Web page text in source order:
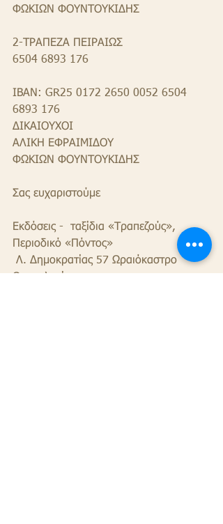
ΦΩΚΙΩΝ ΦΟΥΝΤΟΥΚΙΔΗΣ
2-ΤΡΑΠΕΖΑ ΠΕΙΡΑΙΩΣ
6504 6893 176
ΙΒΑΝ: GR25 0172 2650 0052 6504
6893 176
ΔΙΚΑΙΟΥΧΟΙ
ΑΛΙΚΗ ΕΦΡΑΙΜΙΔΟΥ
ΦΩΚΙΩΝ ΦΟΥΝΤΟΥΚΙΔΗΣ
Σας ευχαριστούμε
Εκδόσεις -  ταξίδια «Τραπεζούς»,
Περιοδικό «Πόντος»